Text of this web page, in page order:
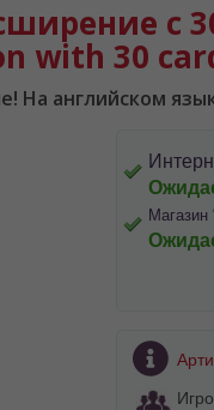
с
with 30
На английском
Магазин